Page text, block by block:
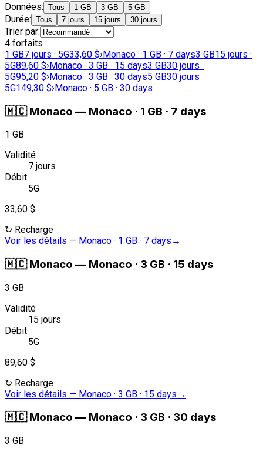
Données: Tous 1 GB 3 GB 5 GB
Durée: Tous 7 jours 15 jours 30 jours
Trier par:
4 forfaits
1 GB7 jours · 5G33,60 $›Monaco · 1 GB · 7 days3 GB15 jours ·
5G89,60 $›Monaco · 3 GB · 15 days3 GB30 jours ·
5G95,20 $›Monaco · 3 GB · 30 days5 GB30 jours ·
5G149,30 $›Monaco · 5 GB · 30 days
🇲🇨 Monaco — Monaco · 1 GB · 7 days
1 GB
Validité
7 jours
Débit
5G
33,60 $
↻ Recharge
Voir les détails — Monaco · 1 GB · 7 days →
🇲🇨 Monaco — Monaco · 3 GB · 15 days
3 GB
Validité
15 jours
Débit
5G
89,60 $
↻ Recharge
Voir les détails — Monaco · 3 GB · 15 days →
🇲🇨 Monaco — Monaco · 3 GB · 30 days
3 GB